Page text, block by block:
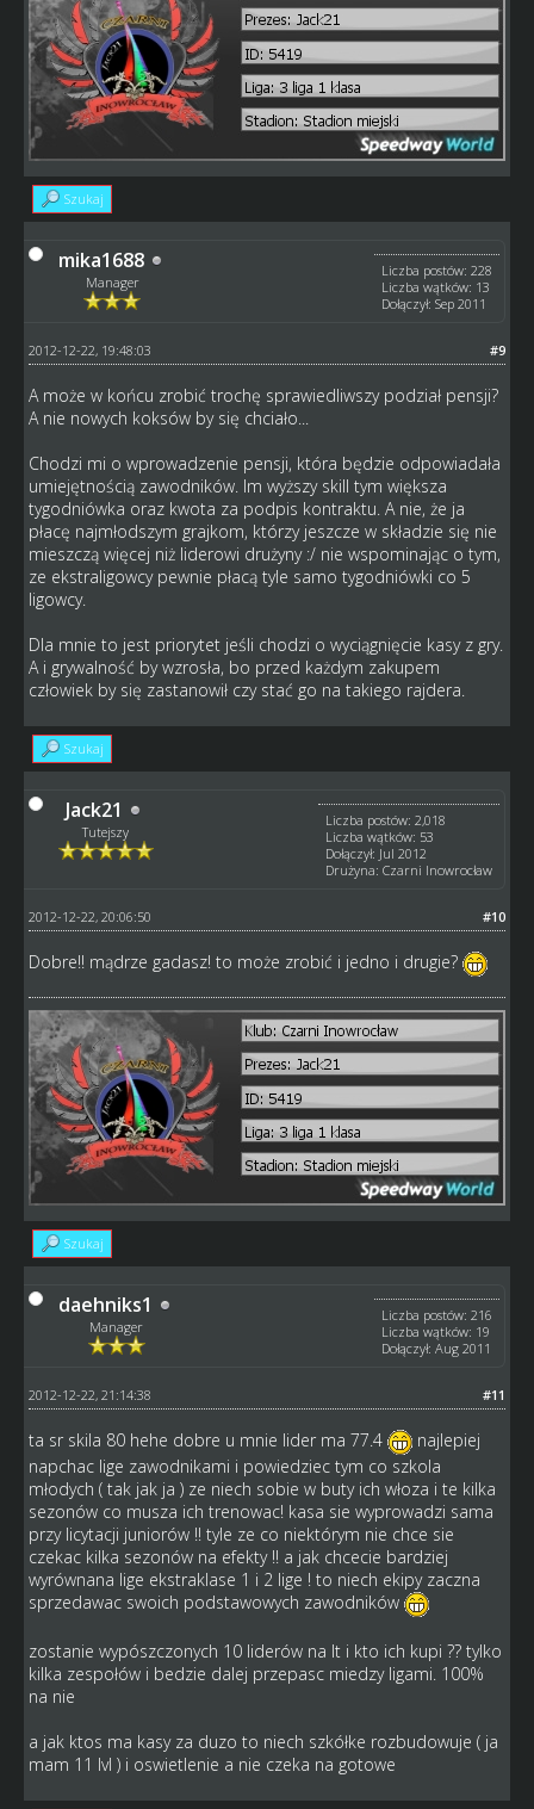
Szukaj
mika1688
Manager
Liczba postów: 228
Liczba wątków: 13
Dołączył: Sep 2011
#9
2012-12-22, 19:48:03
A może w końcu zrobić trochę sprawiedliwszy podział pensji?
A nie nowych koksów by się chciało...
Chodzi mi o wprowadzenie pensji, która będzie odpowiadała
umiejętnością zawodników. Im wyższy skill tym większa
tygodniówka oraz kwota za podpis kontraktu. A nie, że ja
płacę najmłodszym grajkom, którzy jeszcze w składzie się nie
mieszczą więcej niż liderowi drużyny :/ nie wspominając o tym,
ze ekstraligowcy pewnie płacą tyle samo tygodniówki co 5
ligowcy.
Dla mnie to jest priorytet jeśli chodzi o wyciągnięcie kasy z gry.
A i grywalność by wzrosła, bo przed każdym zakupem
człowiek by się zastanowił czy stać go na takiego rajdera.
Szukaj
Jack21
Tutejszy
Liczba postów: 2,018
Liczba wątków: 53
Dołączył: Jul 2012
Drużyna: Czarni Inowrocław
#10
2012-12-22, 20:06:50
Dobre!! mądrze gadasz! to może zrobić i jedno i drugie?
Szukaj
daehniks1
Manager
Liczba postów: 216
Liczba wątków: 19
Dołączył: Aug 2011
#11
2012-12-22, 21:14:38
ta sr skila 80 hehe dobre u mnie lider ma 77.4
najlepiej
napchac lige zawodnikami i powiedziec tym co szkola
młodych ( tak jak ja ) ze niech sobie w buty ich włoza i te kilka
sezonów co musza ich trenowac! kasa sie wyprowadzi sama
przy licytacji juniorów !! tyle ze co niektórym nie chce sie
czekac kilka sezonów na efekty !! a jak chcecie bardziej
wyrównana lige ekstraklase 1 i 2 lige ! to niech ekipy zaczna
sprzedawac swoich podstawowych zawodników
zostanie wypószczonych 10 liderów na lt i kto ich kupi ?? tylko
kilka zespołów i bedzie dalej przepasc miedzy ligami. 100%
na nie
a jak ktos ma kasy za duzo to niech szkółke rozbudowuje ( ja
mam 11 lvl ) i oswietlenie a nie czeka na gotowe